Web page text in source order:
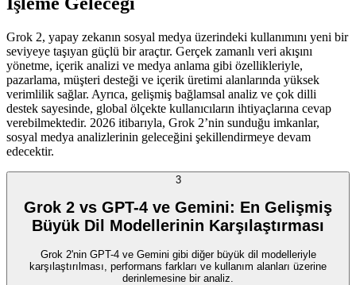
Grok 2, yapay zekanın sosyal medya üzerindeki kullanımını yeni bir
seviyeye taşıyan güçlü bir araçtır. Gerçek zamanlı veri akışını
yönetme, içerik analizi ve medya anlama gibi özellikleriyle,
pazarlama, müşteri desteği ve içerik üretimi alanlarında yüksek
verimlilik sağlar. Ayrıca, gelişmiş bağlamsal analiz ve çok dilli
destek sayesinde, global ölçekte kullanıcıların ihtiyaçlarına cevap
verebilmektedir. 2026 itibarıyla, Grok 2’nin sunduğu imkanlar,
sosyal medya analizlerinin geleceğini şekillendirmeye devam
edecektir.
3
Grok 2 vs GPT-4 ve Gemini: En Gelişmiş
Büyük Dil Modellerinin Karşılaştırması
Grok 2'nin GPT-4 ve Gemini gibi diğer büyük dil modelleriyle
karşılaştırılması, performans farkları ve kullanım alanları üzerine
derinlemesine bir analiz.